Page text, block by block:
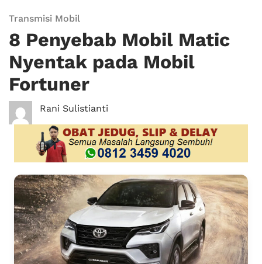
Transmisi Mobil
8 Penyebab Mobil Matic
Nyentak pada Mobil
Fortuner
Rani Sulistianti